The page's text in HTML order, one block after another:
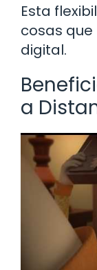
Esta
cosas
digital.
a